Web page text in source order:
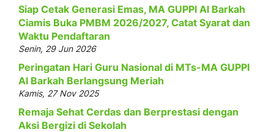
Siap Cetak Generasi Emas, MA GUPPI Al Barkah
Ciamis Buka PMBM 2026/2027, Catat Syarat dan
Waktu Pendaftaran
Senin, 29 Jun 2026
Peringatan Hari Guru Nasional di MTs-MA GUPPI
Al Barkah Berlangsung Meriah
Kamis, 27 Nov 2025
Remaja Sehat Cerdas dan Berprestasi dengan
Aksi Bergizi di Sekolah